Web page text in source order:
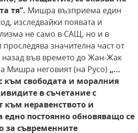
тя”. Мишра възприема един
изследвайки появата и
не само в САЩ, но и в
значителна част от
назад във времето до Жан-Жак
Мишра неговият (на Русо) „…
към свободата и моралния
в съчетание с
към неравенството и
едно постоянно обновяващо се
за съвременните